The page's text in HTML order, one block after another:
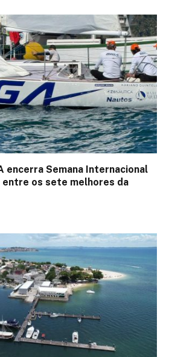
encerra Semana Internacional
entre os sete melhores da